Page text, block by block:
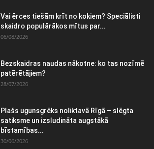
Vai ērces tiešām krīt no kokiem? Speciālisti
skaidro populārākos mītus par...
06/08/2026
Bezskaidras naudas nākotne: ko tas nozīmē
patērētājiem?
28/07/2026
Plašs ugunsgrēks noliktavā Rīgā – slēgta
satiksme un izsludināta augstākā
bīstamības...
30/06/2026